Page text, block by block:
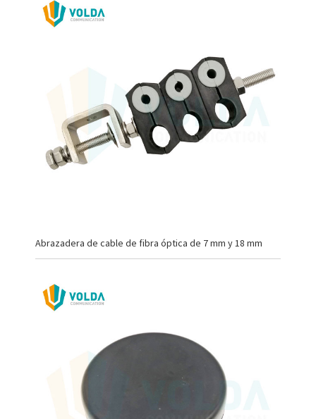
Abrazadera de cable de fibra óptica de 7 mm y 18 mm